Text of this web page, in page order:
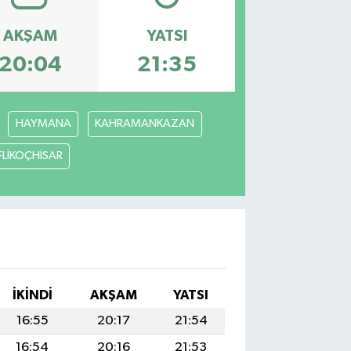
AKŞAM YATSI
21:35
HAYMANA KAHRAMANKAZAN
İKINDI AKŞAM
YATSI
16:55
20:17
21:54
16:54
20:16 21:53